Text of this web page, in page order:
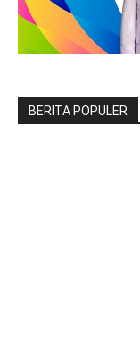
BERITA POPULER